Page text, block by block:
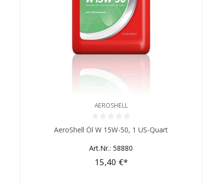
AEROSHELL
Durchschnittliche Bewertung von 0 von 5 Sternen
AeroShell Öl W 15W-50, 1 US-Quart
Art.Nr.: 58880
15,40 €*